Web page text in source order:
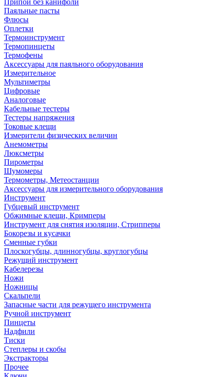
Припои без канифоли
Паяльные пасты
Флюсы
Оплетки
Термоинструмент
Термопинцеты
Термофены
Аксессуары для паяльного оборудования
Измерительное
Мультиметры
Цифровые
Аналоговые
Кабельные тестеры
Тестеры напряжения
Токовые клещи
Измерители физических величин
Анемометры
Люксметры
Пирометры
Шумомеры
Термометры, Метеостанции
Аксессуары для измерительного оборудования
Инструмент
Губцевый инструмент
Обжимные клещи, Кримперы
Инструмент для снятия изоляции, Стрипперы
Бокорезы и кусачки
Сменные губки
Плоскогубцы, длинногубцы, круглогубцы
Режущий инструмент
Кабелерезы
Ножи
Ножницы
Скальпели
Запасные части для режущего инструмента
Ручной инструмент
Пинцеты
Надфили
Тиски
Степлеры и скобы
Экстракторы
Прочее